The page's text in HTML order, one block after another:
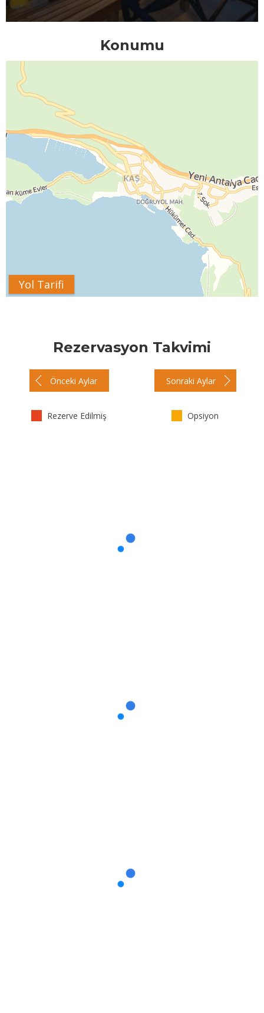
Konumu
Yol Tarifi
Rezervasyon Takvimi
Önceki Aylar Sonraki Aylar
Rezerve Edilmiş Opsiyon